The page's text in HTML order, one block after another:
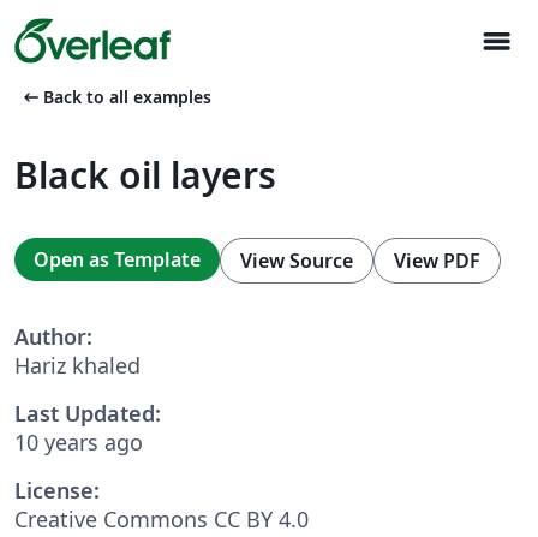
menu
arrow_left_alt Back to all examples
Black oil layers
Open as Template View Source View PDF
Author:
Hariz khaled
Last Updated:
10 years ago
License:
Creative Commons CC BY 4.0